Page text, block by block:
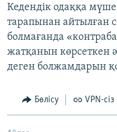
Кедендік одаққа
тарапынан айтылған
болмағанда
жатқанын көрсеткен
деген болжамдарын
Бөлісу VPN-